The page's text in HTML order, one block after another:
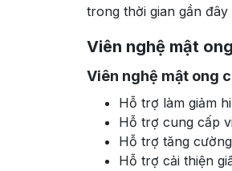
trong thời gian gần đây
Viên nghệ mật
Viên nghệ mật ong
Hỗ trợ làm giảm
Hỗ trợ cung cấp
Hỗ trợ tăng
Hỗ trợ cải thiện